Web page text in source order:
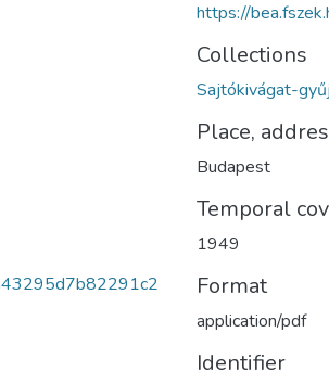
https://
Collections
Sajtókivágat-
Place,
Budapest
Temporal
1949
Format
application/pdf
Identifier